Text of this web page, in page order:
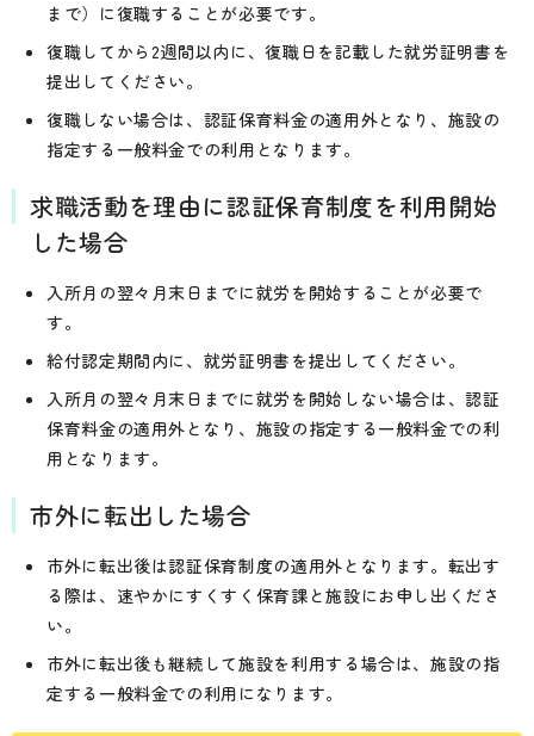
まで）に復職することが必要です。
復職してから2週間以内に、復職日を記載した就労証明書を
提出してください。
復職しない場合は、認証保育料金の適用外となり、施設の
指定する一般料金での利用となります。
求職活動を理由に認証保育制度を利用開始
した場合
入所月の翌々月末日までに就労を開始することが必要で
す。
給付認定期間内に、就労証明書を提出してください。
入所月の翌々月末日までに就労を開始しない場合は、認証
保育料金の適用外となり、施設の指定する一般料金での利
用となります。
市外に転出した場合
市外に転出後は認証保育制度の適用外となります。転出す
る際は、速やかにすくすく保育課と施設にお申し出くださ
い。
市外に転出後も継続して施設を利用する場合は、施設の指
定する一般料金での利用になります。